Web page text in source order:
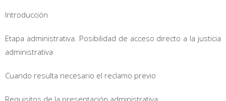
Introducción
Etapa administrativa. Posibilidad de acceso directo a la justicia
administrativa
Cuando resulta necesario el reclamo previo
Requisitos de la presentación administrativa